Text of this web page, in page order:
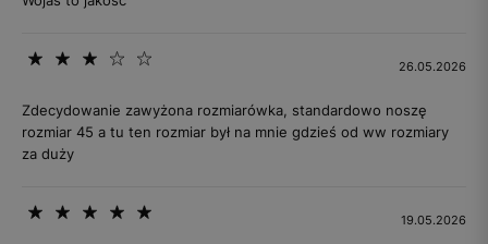
26.05.2026
Zdecydowanie zawyżona rozmiarówka, standardowo noszę
rozmiar 45 a tu ten rozmiar był na mnie gdzieś od ww rozmiary
za duży
19.05.2026